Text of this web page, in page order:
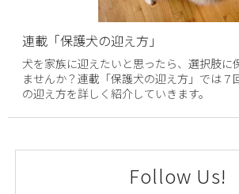
連載「保護犬の迎え方」
犬を家族に迎えたいと思ったら、選択肢に
ませんか？連載「保護犬の迎え方」では７
の迎え方を詳しく紹介していきます。
Follow Us!